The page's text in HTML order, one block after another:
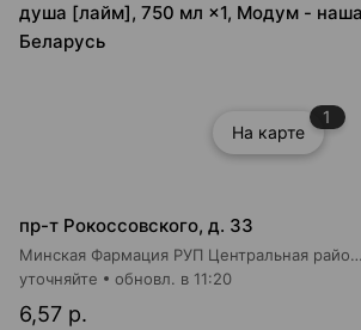
душа [лайм], 750 мл ×1, Модум -
Беларусь
На карте
1
пр-т Рокоссовского, д. 33
Минская Фармация РУП Центральная районная аптека №182
6,57 р.
уточняйте обновл. в 11:20